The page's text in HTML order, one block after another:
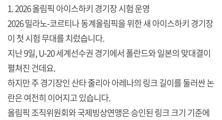
1. 2026 올림픽 아이스하키 경기장 시험 운영
2026 밀라노-코르티나 동계올림픽을 위한 새 아이스하키 경기장
이 첫 시험 무대를 치렀습니다.
지난 9일, U-20 세계선수권 경기에서 폴란드와 일본의 맞대결이
펼쳐진 건데요.
하지만 주 경기장인 산타 줄리아 아레나의 링크 길이를 둘러싼 논
란은 여전히 이어지고 있습니다.
올림픽 조직위원회와 국제빙상연맹은 승인된 링크 크기 기준에